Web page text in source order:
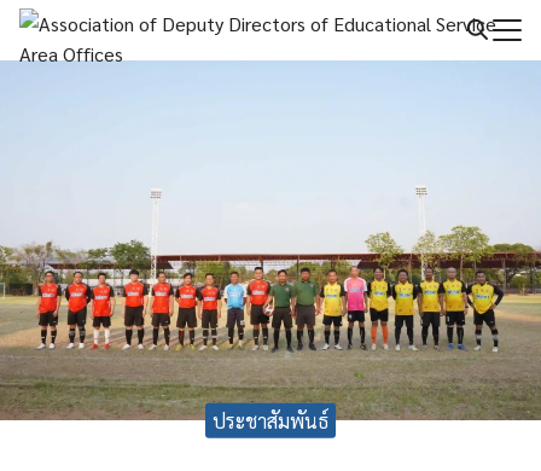
Skip
ประชาสัมพันธ์